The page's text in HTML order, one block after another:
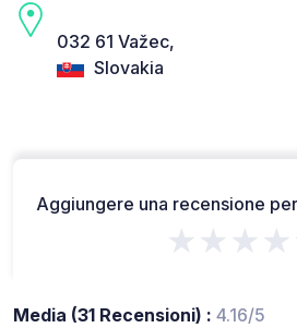
032 61 Važec,
Slovakia
Aggiungere una recensione
Media (31 Recensioni) : 4.16/5